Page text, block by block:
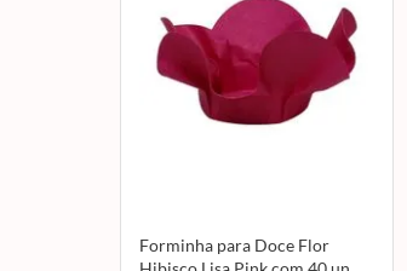
Forminha para Doce Flor